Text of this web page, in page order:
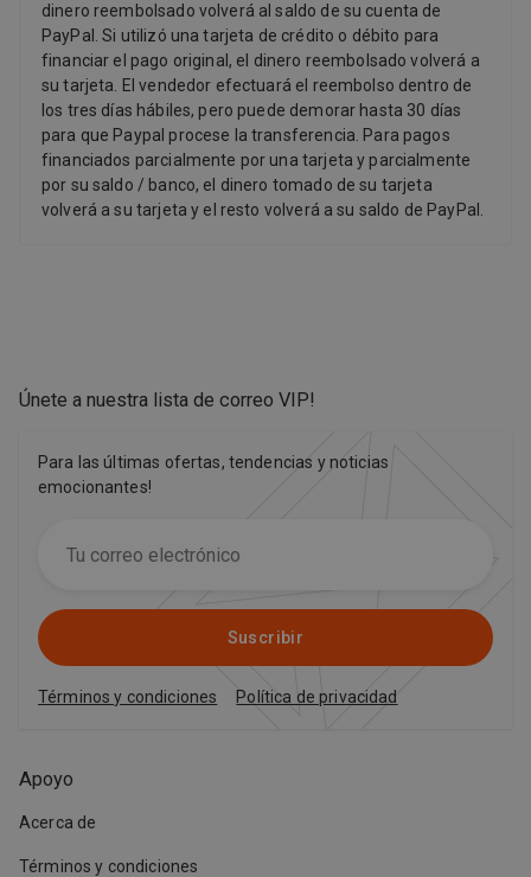
dinero reembolsado volverá al saldo de su cuenta de
PayPal. Si utilizó una tarjeta de crédito o débito para
financiar el pago original, el dinero reembolsado volverá a
su tarjeta. El vendedor efectuará el reembolso dentro de
los tres días hábiles, pero puede demorar hasta 30 días
para que Paypal procese la transferencia. Para pagos
financiados parcialmente por una tarjeta y parcialmente
por su saldo / banco, el dinero tomado de su tarjeta
volverá a su tarjeta y el resto volverá a su saldo de PayPal.
Apoyo
Acerca de
Términos y condiciones
Únete a nuestra lista de correo VIP!
Para las últimas ofertas, tendencias y noticias
emocionantes!
Suscribir
Términos y condiciones Política de privacidad